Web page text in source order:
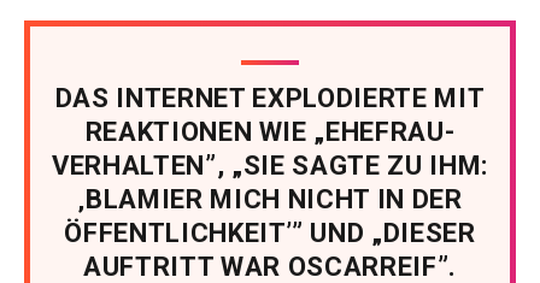
DAS INTERNET EXPLODIERTE MIT
REAKTIONEN WIE „EHEFRAU-
VERHALTEN”, „SIE SAGTE ZU IHM:
‚BLAMIER MICH NICHT IN DER
ÖFFENTLICHKEIT’” UND „DIESER
AUFTRITT WAR OSCARREIF”.